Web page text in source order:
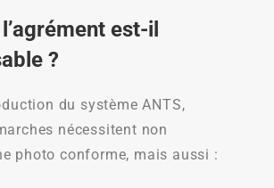
est-il
?
du système ANTS,
nécessitent non
photo conforme, mais aussi :